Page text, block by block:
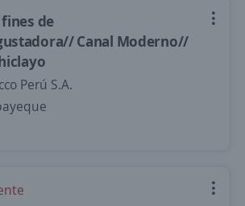
de
Canal Moderno//
Perú S.A.